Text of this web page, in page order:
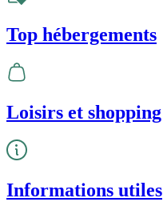
Top hébergements
Loisirs et shopping
Informations utiles